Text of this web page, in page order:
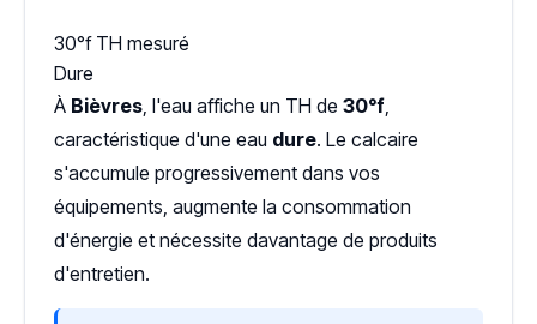
30°f TH mesuré
Dure
À Bièvres, l'eau affiche un TH de 30°f,
caractéristique d'une eau dure. Le calcaire
s'accumule progressivement dans vos
équipements, augmente la consommation
d'énergie et nécessite davantage de produits
d'entretien.